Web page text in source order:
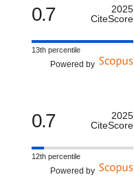
0.7
2025
CiteScore
13th percentile
Powered by
0.7
2025
CiteScore
12th percentile
Powered by